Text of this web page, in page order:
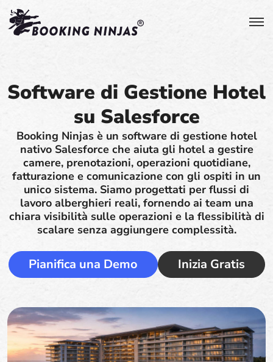
Software di Gestione Hotel
su Salesforce
Booking Ninjas è un software di gestione hotel
nativo Salesforce che aiuta gli hotel a gestire
camere, prenotazioni, operazioni quotidiane,
fatturazione e comunicazione con gli ospiti in un
unico sistema. Siamo progettati per flussi di
lavoro alberghieri reali, fornendo ai team una
chiara visibilità sulle operazioni e la flessibilità di
scalare senza aggiungere complessità.
Pianifica una Demo Inizia Gratis